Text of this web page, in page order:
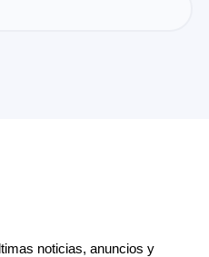
noticias, anuncios y